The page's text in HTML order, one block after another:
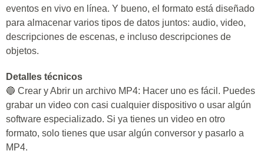
eventos en vivo en línea. Y bueno, el formato está diseñado
para almacenar varios tipos de datos juntos: audio, video,
descripciones de escenas, e incluso descripciones de
objetos.
Detalles técnicos
🔵 Crear y Abrir un archivo MP4: Hacer uno es fácil. Puedes
grabar un video con casi cualquier dispositivo o usar algún
software especializado. Si ya tienes un video en otro
formato, solo tienes que usar algún conversor y pasarlo a
MP4.